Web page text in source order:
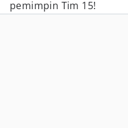
pemimpin Tim 15!